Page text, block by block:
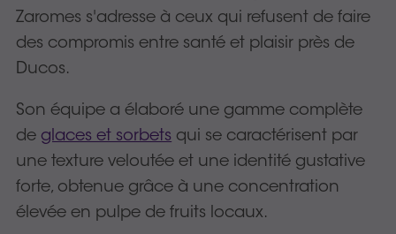
Zaromes s'adresse à ceux qui refusent de faire
des compromis entre santé et plaisir près de
Ducos.
Son équipe a élaboré une gamme complète
de glaces et sorbets qui se caractérisent par
une texture veloutée et une identité gustative
forte, obtenue grâce à une concentration
élevée en pulpe de fruits locaux.